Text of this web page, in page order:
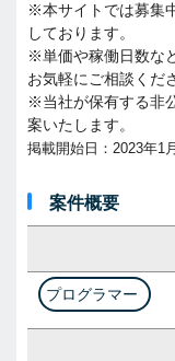
※本サイトでは募集
しております。
※単価や稼働日数な
お気軽にご相談くだ
※当社が保有する非
案いたします。
掲載開始日：2023年1
案件概要
プログラマー